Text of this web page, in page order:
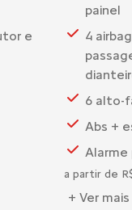
e
painel
4
6 alto-
Abs +
Alarme
a partir de
+ Ver